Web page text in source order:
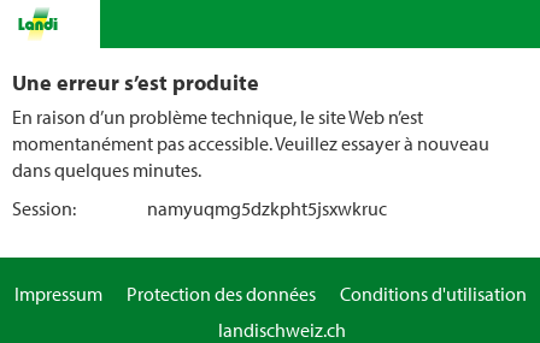
Une erreur s’est produite
En raison d’un problème technique, le site Web n’est
momentanément pas accessible. Veuillez essayer à nouveau
dans quelques minutes.
Session:
namyuqmg5dzkpht5jsxwkruc
Impressum Protection des données
Conditions d'utilisation
landischweiz.ch